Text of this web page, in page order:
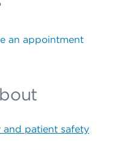
an appointment
and patient safety